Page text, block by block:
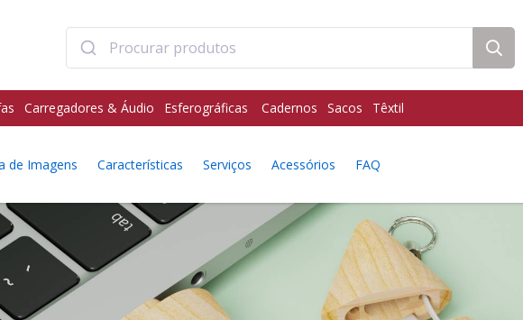
Carregadores & Áudio Esferográficas Cadernos Sacos Têxtil
de Imagens Características Serviços Acessórios FAQ